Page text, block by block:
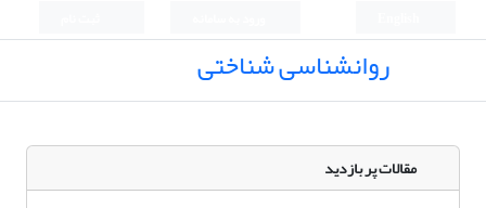
روانشناسی شناختی
مقالات پر بازدید